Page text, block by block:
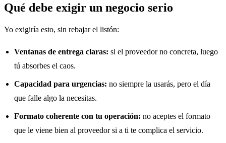
Qué debe exigir un negocio serio
Yo exigiría esto, sin rebajar el listón:
Ventanas de entrega claras: si el proveedor no concreta, luego
tú absorbes el caos.
Capacidad para urgencias: no siempre la usarás, pero el día
que falle algo la necesitas.
Formato coherente con tu operación: no aceptes el formato
que le viene bien al proveedor si a ti te complica el servicio.